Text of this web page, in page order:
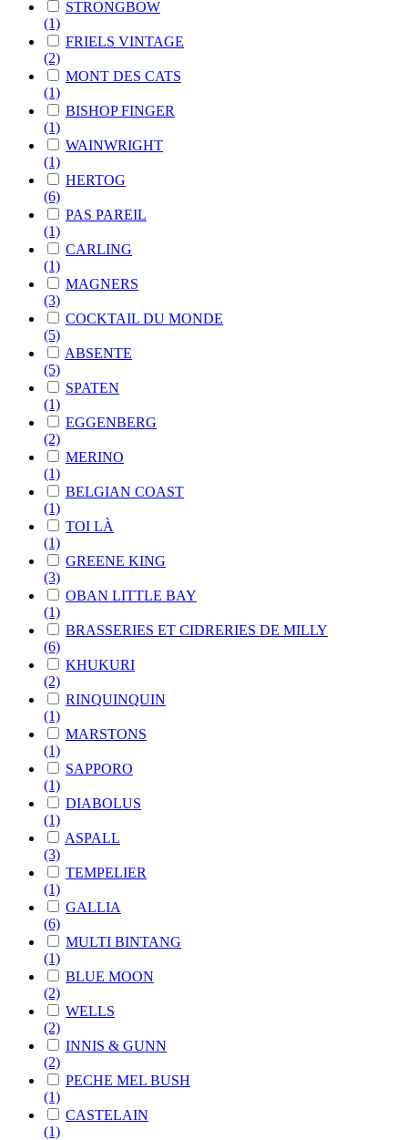
STRONGBOW
(1)
FRIELS VINTAGE
(2)
MONT DES CATS
(1)
BISHOP FINGER
(1)
WAINWRIGHT
(1)
HERTOG
(6)
PAS PAREIL
(1)
CARLING
(1)
MAGNERS
(3)
COCKTAIL DU MONDE
(5)
ABSENTE
(5)
SPATEN
(1)
EGGENBERG
(2)
MERINO
(1)
BELGIAN COAST
(1)
TOI LÀ
(1)
GREENE KING
(3)
OBAN LITTLE BAY
(1)
BRASSERIES ET CIDRERIES DE MILLY
(6)
KHUKURI
(2)
RINQUINQUIN
(1)
MARSTONS
(1)
SAPPORO
(1)
DIABOLUS
(1)
ASPALL
(3)
TEMPELIER
(1)
GALLIA
(6)
MULTI BINTANG
(1)
BLUE MOON
(2)
WELLS
(2)
INNIS & GUNN
(2)
PECHE MEL BUSH
(1)
CASTELAIN
(1)